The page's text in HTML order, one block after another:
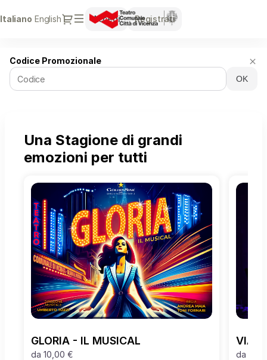
Lingua
Italiano English Dialogo
Accedi Registrati
Codice Promozionale
OK
Comunale
Città
Vendite
bigliettiUna Stagione di grandi
emozioni per tutti
GLORIA - IL MUSICAL
da 10,00 €
da